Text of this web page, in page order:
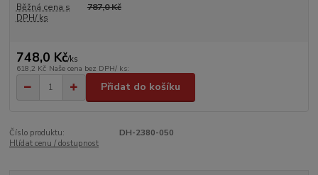
Běžná cena s
DPH/ ks
787,0 Kč
748,0 Kč/ks
618,2 Kč Naše cena bez DPH/ ks:
Přidat do košíku
Číslo produktu:
DH-2380-050
Hlídat cenu / dostupnost